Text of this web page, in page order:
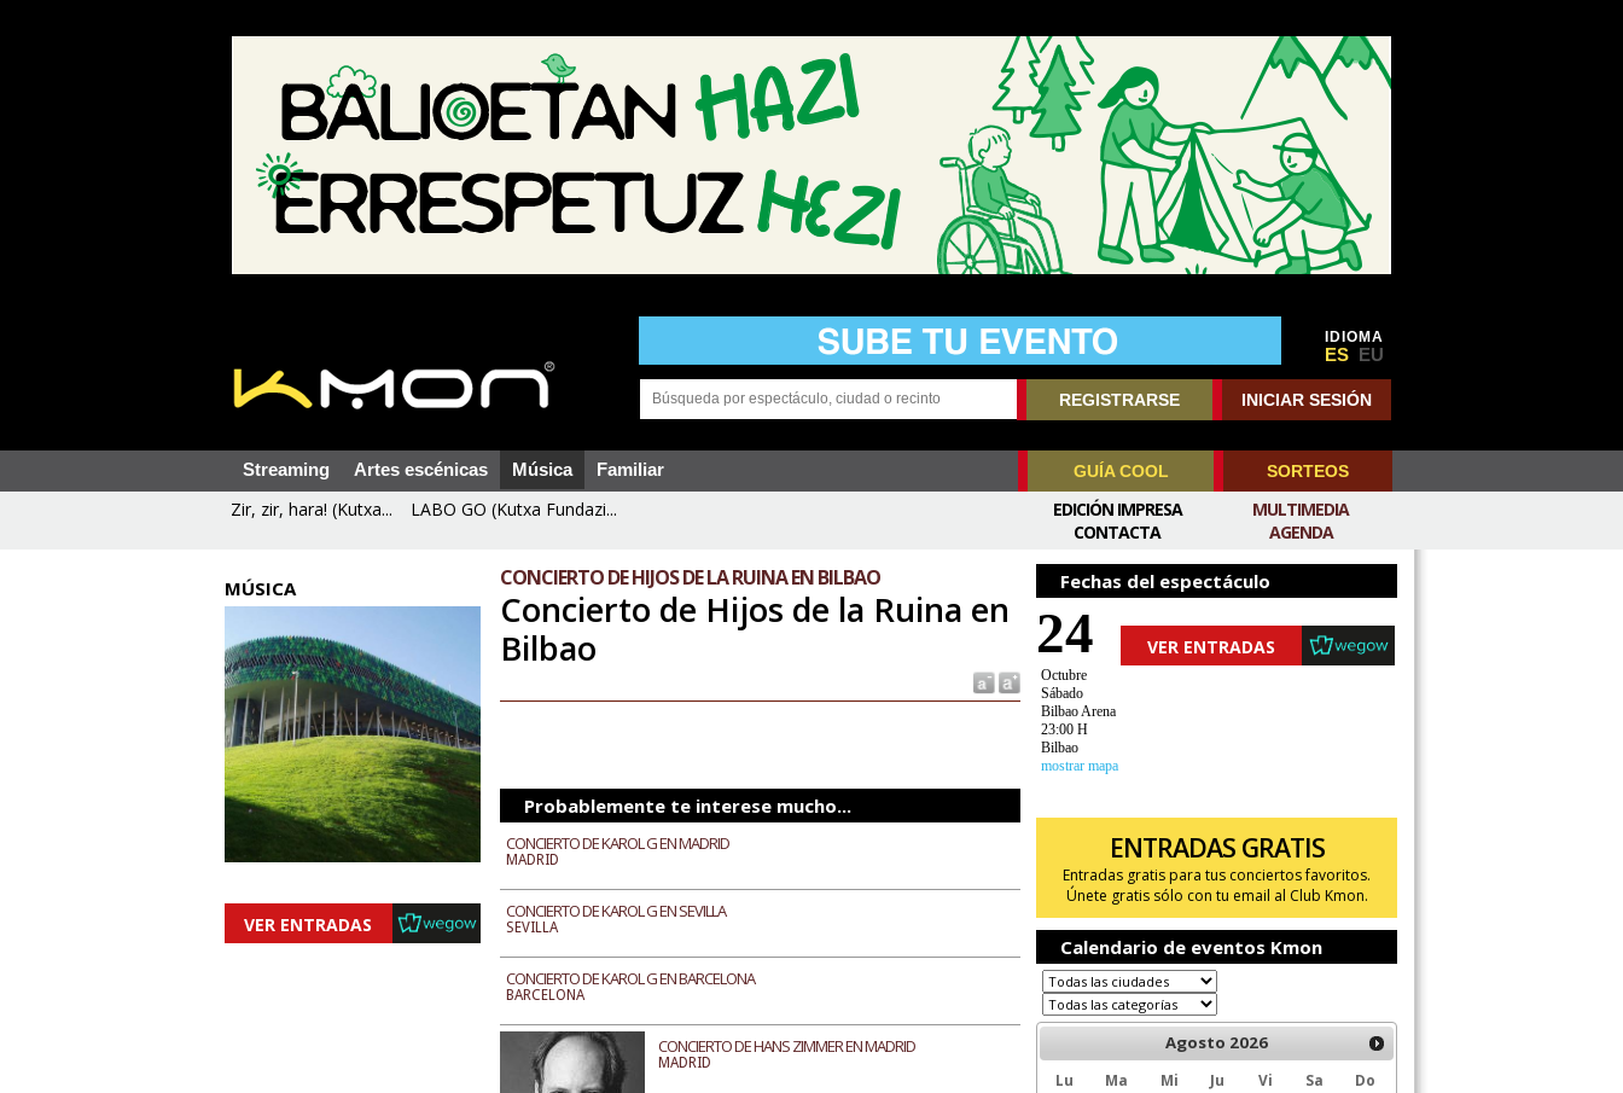
IDIOMA
ES EU
REGISTRARSE INICIAR SESIÓN
Streaming Artes escénicas Música Familiar GUÍA COOL SORTEOS
Zir, zir, hara! (Kutxa... LABO GO (Kutxa Fundazi...
MULTIMEDIA
AGENDA
EDICIÓN IMPRESA
CONTACTA
MÚSICA
VER ENTRADAS
CONCIERTO DE HIJOS DE LA RUINA EN BILBAO
Concierto de Hijos de la Ruina en
Bilbao
Probablemente te interese mucho...
CONCIERTO DE KAROL G EN MADRID
MADRID
CONCIERTO DE KAROL G EN SEVILLA
SEVILLA
CONCIERTO DE KAROL G EN BARCELONA
BARCELONA
CONCIERTO DE HANS ZIMMER EN MADRID
MADRID
Fechas del espectáculo
24 VER ENTRADAS
Octubre
Sábado
Bilbao Arena
23:00 H
Bilbao
mostrar mapa
ENTRADAS GRATIS
Entradas gratis para tus conciertos favoritos.
Únete gratis sólo con tu email al Club Kmon.
Calendario de eventos Kmon
Agosto 2026
Lu Ma Mi Ju Vi Sa
Do